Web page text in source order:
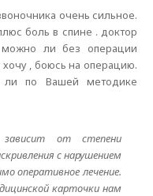
очень сильное.
боль в спине . доктор
можно ли без операции
, боюсь на операцию.
по Вашей методике
зависит от степени
с нарушением
оперативное лечение.
карточки нам